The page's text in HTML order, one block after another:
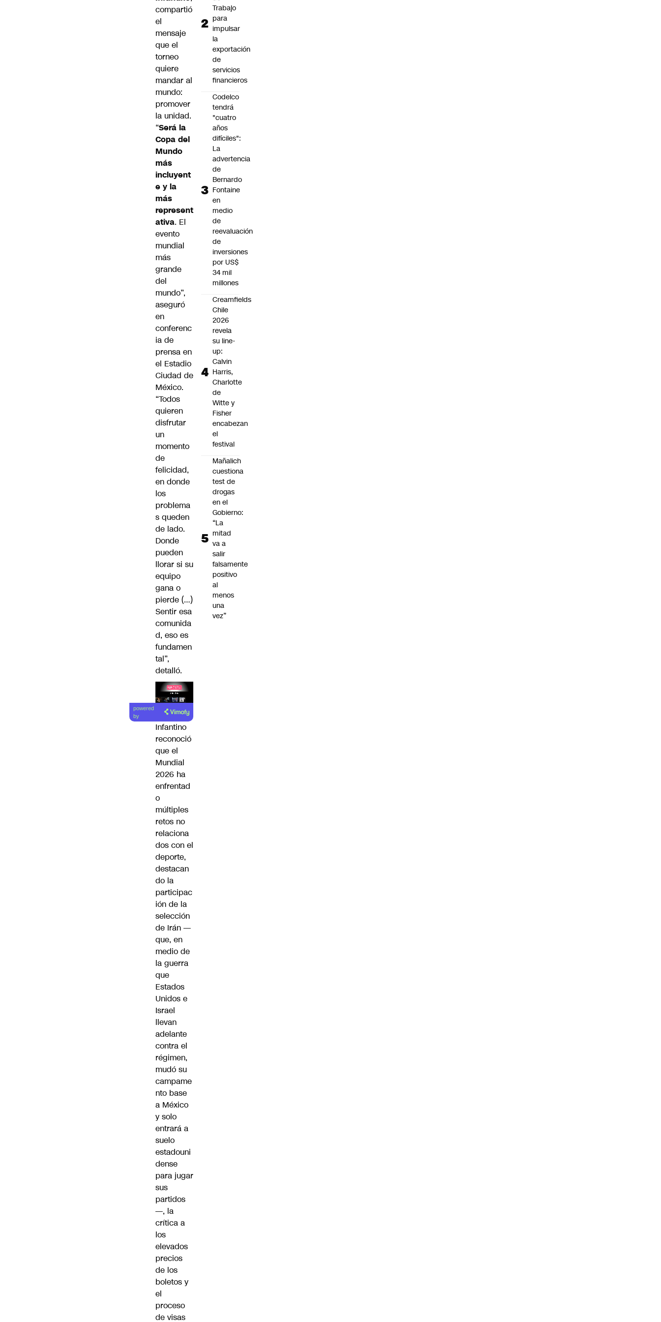
compartió
el
mensaje
que el
torneo
quiere
mandar al
mundo:
promover
la unidad.
“Será la
Copa del
Mundo
más
incluyent
e y la
más
represent
ativa. El
evento
mundial
más
grande
del
mundo”,
aseguró
en
conferenc
ia de
prensa en
el Estadio
Ciudad de
México.
“Todos
quieren
disfrutar
un
momento
de
felicidad,
en donde
los
problema
s queden
de lado.
Donde
pueden
llorar si su
equipo
gana o
pierde (…)
Sentir esa
comunida
d, eso es
fundamen
tal”,
detalló.
Lea el
artículo
powered
by
Infantino
reconoció
que el
Mundial
2026 ha
enfrentad
o
múltiples
retos no
relaciona
dos con el
deporte,
destacan
do la
participac
ión de la
selección
de Irán —
que, en
medio de
la guerra
que
Estados
Unidos e
Israel
llevan
adelante
contra el
régimen,
mudó su
campame
nto base
a México
y solo
entrará a
suelo
estadouni
dense
para jugar
sus
partidos
—, la
crítica a
los
elevados
precios
de los
boletos y
el
proceso
de visas
Trabajo
para
impulsar
la
exportación
de
servicios
financieros
Codelco
tendrá
"cuatro
años
difíciles":
La
advertencia
de
Bernardo
Fontaine
en
medio
de
reevaluación
de
inversiones
por US$
34 mil
millones
Creamfields
Chile
2026
revela
su line-
up:
Calvin
Harris,
Charlotte
de
Witte y
Fisher
encabezan
el
festival
Mañalich
cuestiona
test de
drogas
en el
Gobierno:
“La
mitad
va a
salir
falsamente
positivo
al
menos
una
vez”